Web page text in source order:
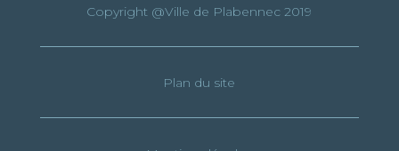
Copyright @Ville de Plabennec 2019
Plan du site